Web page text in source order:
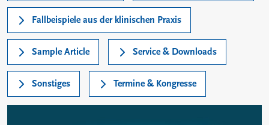
Fallbeispiele aus der klinischen Praxis
Sample Article Service & Downloads
Sonstiges Termine & Kongresse